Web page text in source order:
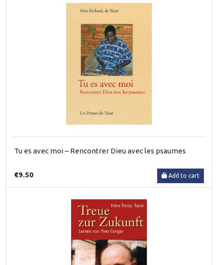
Tu es avec moi – Rencontrer Dieu avec les psaumes
€9.50 Add to cart